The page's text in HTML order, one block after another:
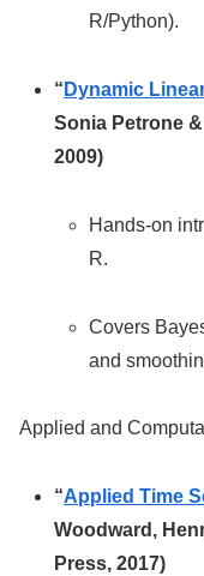
R/Python).
“ Dynamic
Sonia Petrone
2009)
Hands-on
R.
Covers
and
Applied and
“Applied Time
Woodward,
Press, 2017)